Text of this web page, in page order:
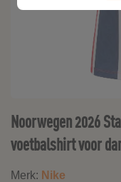
Noorwegen 2026
voetbalshirt voor
Merk: Nike